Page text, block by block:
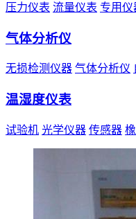
压力仪表 流量仪表 专用仪
气体分析仪
无损检测仪器 气体分析仪
温湿度仪表
试验机 光学仪器 传感器